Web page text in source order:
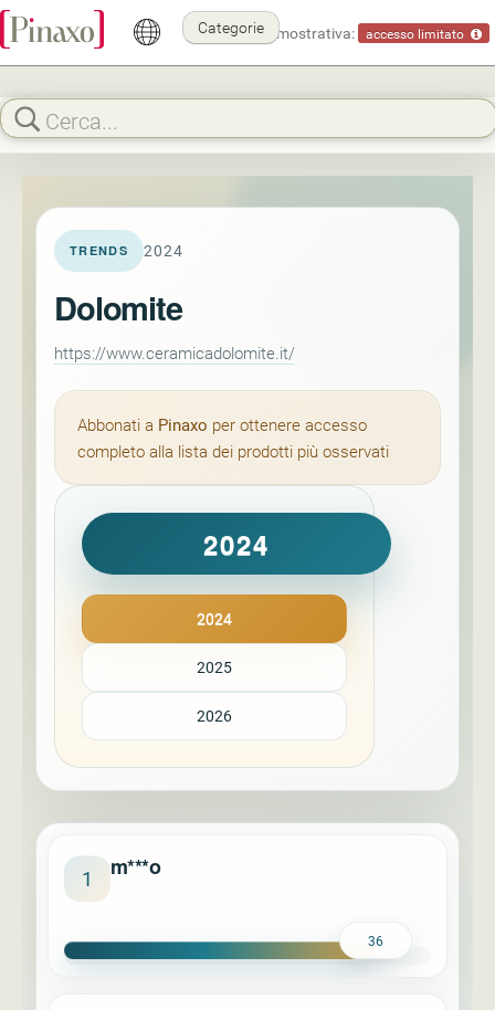
Modalità dimostrativa: accesso limitato
Categorie
TRENDS 2024
Dolomite
https://www.ceramicadolomite.it/
Abbonati a Pinaxo per ottenere accesso
completo alla lista dei prodotti più osservati
2024
2024
2025
2026
1 m***o
36